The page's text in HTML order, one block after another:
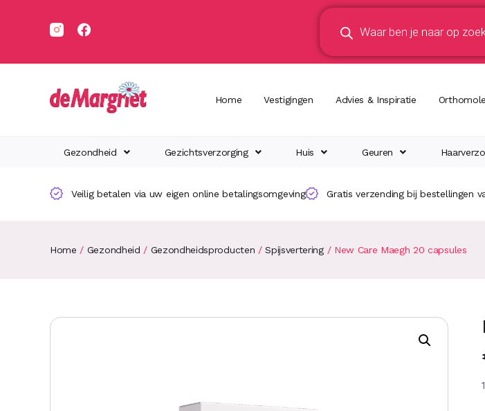
Home Vestigingen Advies & Inspiratie
Gezondheid Gezichtsverzorging Huis Geuren
Veilig betalen via uw eigen online betalingsomgeving Gratis verzending bij bestellingen
Home / Gezondheid / Gezondheidsproducten /Spijsvertering/ New Care Maegh 20 capsules